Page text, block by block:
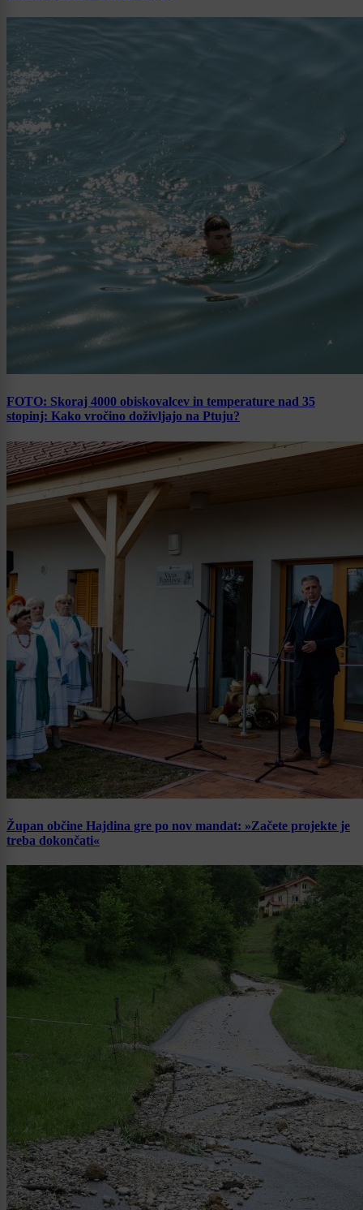
FOTO: Skoraj 4000 obiskovalcev in temperature nad 35
stopinj: Kako vročino doživljajo na Ptuju?
Župan občine Hajdina gre po nov mandat: »Začete projekte je
treba dokončati«